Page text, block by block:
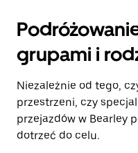
grupami i
Niezależnie od tego,
przestrzeni, czy
przejazdów w Bearley
dotrzeć do celu.